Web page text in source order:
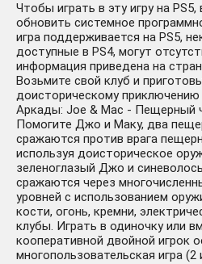
Чтобы играть в эту игру на
обновить системное
игра поддерживается на PS5,
доступные в PS4, могут
информация приведена на
Возьмите свой клуб и
доисторическому приключению
Аркады: Joe & Mac - Пещерный
Помогите Джо и Маку, два
сражаются против врага
используя доисторическое
зеленоглазый Джо и
сражаются через
уровней с использованием
кости, огонь, кремни,
клубы. Играть в одиночку или
кооперативной двойной игрок
многопользовательская игра (2